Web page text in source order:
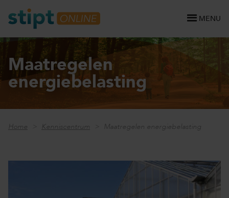
MENU
Maatregelen
energiebelasting
Home Kenniscentrum Maatregelen energiebelasting